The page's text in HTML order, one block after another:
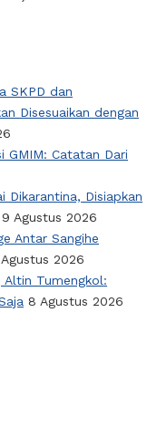
SKPD dan
Disesuaikan dengan
GMIM: Catatan Dari
Dikarantina, Disiapkan
9 Agustus 2026
Antar Sangihe
2026
Altin Tumengkol:
8 Agustus 2026